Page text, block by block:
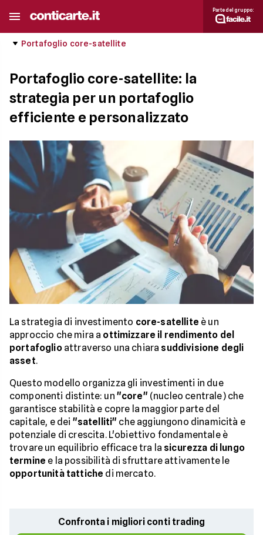
Parte del gruppo:
Portafoglio core-satellite
Portafoglio core-satellite: la
strategia per un portafoglio
efficiente e personalizzato
La strategia di investimento core-satellite è un
approccio che mira a ottimizzare il rendimento del
portafoglioattraverso una chiara suddivisione degli
asset.
Questo modello organizza gli investimenti in due
componenti distinte: un "core" (nucleo centrale) che
garantisce stabilità e copre la maggior parte del
capitale, e dei "satelliti" che aggiungono dinamicità e
potenziale di crescita. L'obiettivo fondamentale è
trovare un equilibrio efficace tra la sicurezza di lungo
termine e la possibilità di sfruttare attivamente le
opportunità tattiche di mercato.
Confronta i migliori conti trading